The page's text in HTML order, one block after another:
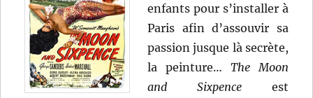
enfants pour s’installer à
Paris afin d’assouvir sa
passion jusque là secrète,
la peinture… The Moon
and Sixpenceest